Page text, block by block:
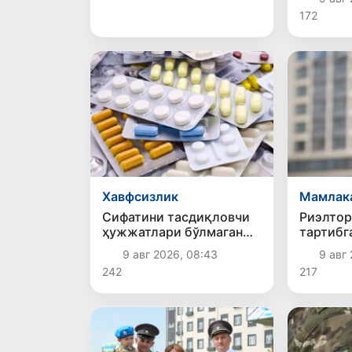
172
Хавфсизлик
Сифатини тасдиқловчи
ҳужжатлари бўлмаган
дори воситаларининг
муомалага
киритилишининг олди
олинди
9 авг 2026, 08:43
242
9
217